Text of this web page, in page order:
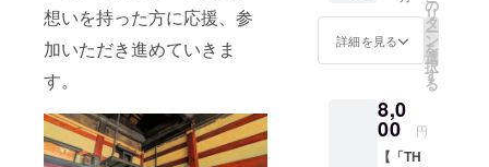
想いを持った方に応援、参
加いただき進めていきま
す。
日は別
途おご
案内し
ます。
日：11
月中旬
～下旬
予定 支
詳細を見る
の
リ
タ
ー
ン
を
選
択
す
る
8,0
00 円
【「TH